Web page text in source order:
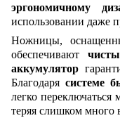
эргономичному
использовании даже
Ножницы,
обеспечивают
аккумулятор
Благодарясистеме
легко
теряя слишком много